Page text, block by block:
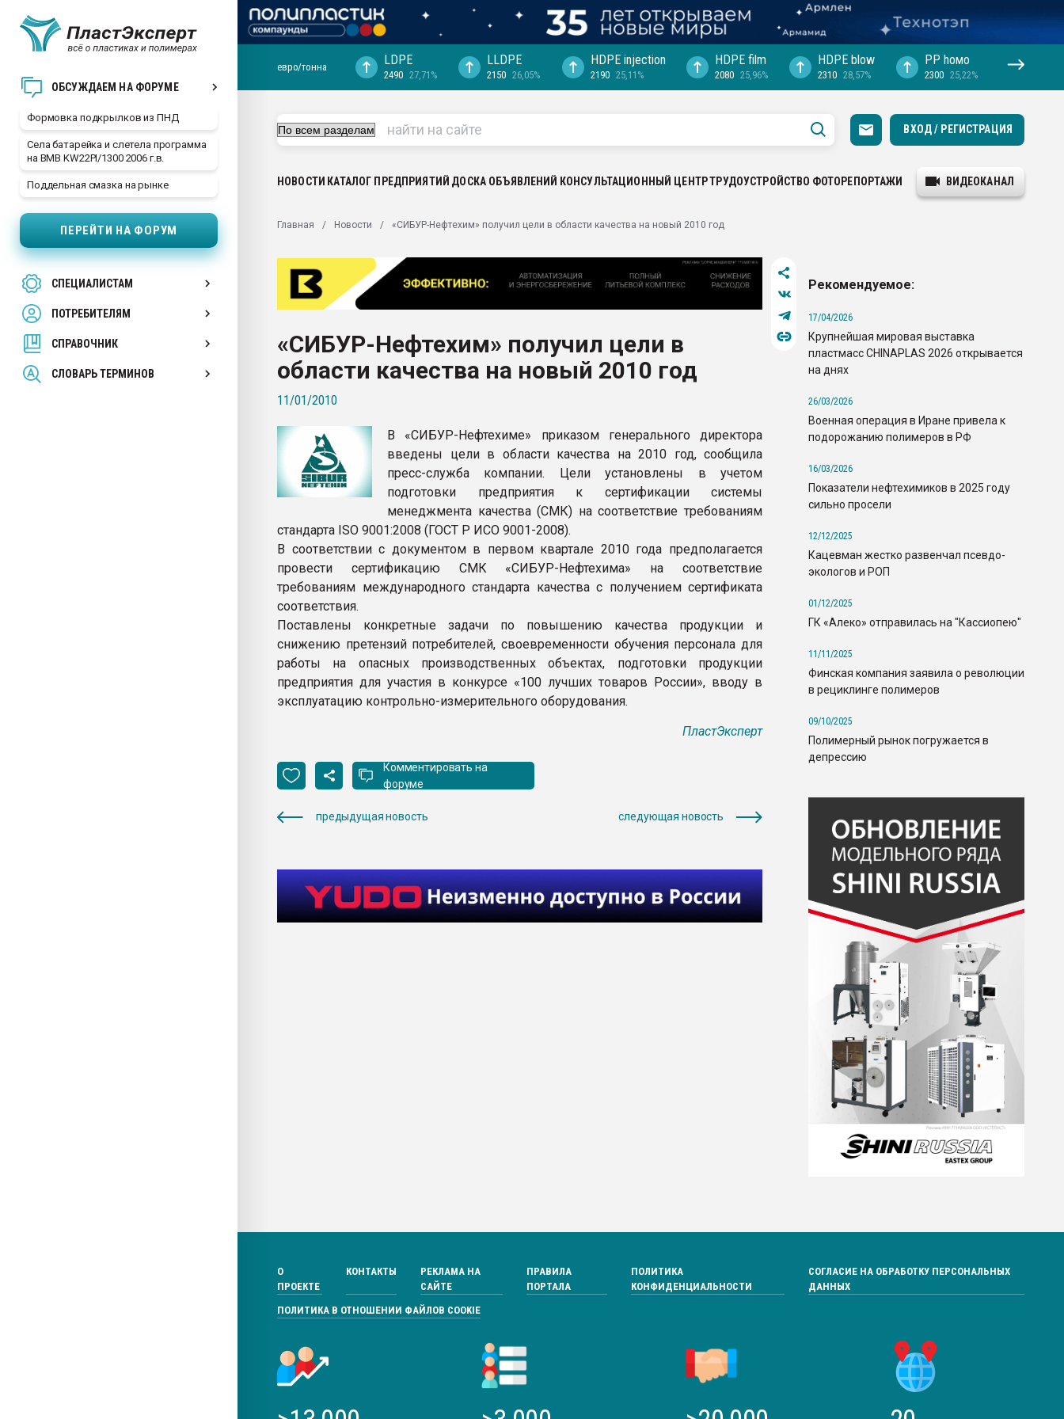
ОБСУЖДАЕМ НА ФОРУМЕ
Формовка подкрылков из ПНД
Села батарейка и слетела программа
на BMB KW22PI/1300 2006 г.в.
Поддельная смазка на рынке
ПЕРЕЙТИ НА ФОРУМ
СПЕЦИАЛИСТАМ
ПОТРЕБИТЕЛЯМ
СПРАВОЧНИК
СЛОВАРЬ ТЕРМИНОВ
29.07.2026 ФРП помог "Ижевскому
Вакуум-формовочные машины:
28.07.2026 Автоматизация выходит на
первый план в переработке
пластмасс
ситуацией на строительном рынке
Всё, что касается выдува ПЭТ
бутылок
ПЕРЕЙТИ НА ФОРУМ
евро/тонна LDPE
2490 27,71%
LLDPE
2150 26,05%
HDPE injection
2190 25,11%
HDPE film
2080 25,96%
HDPE blow
2310 28,57%
PP hомо
2300 25,22%
ВХОД / РЕГИСТРАЦИЯ
НОВОСТИ КАТАЛОГ ПРЕДПРИЯТИЙ ДОСКА ОБЪЯВЛЕНИЙ КОНСУЛЬТАЦИОННЫЙ ЦЕНТРТРУДОУСТРОЙСТВО ФОТОРЕПОРТАЖИ ВИДЕОКАНАЛ
Главная Новости «СИБУР-Нефтехим» получил цели в области качества на новый 2010 год
«СИБУР-Нефтехим» получил цели в
области качества на новый 2010 год
11/01/2010
В «СИБУР-Нефтехиме» приказом генерального директора
введены цели в области качества на 2010 год, сообщила
пресс-служба компании. Цели установлены в учетом
подготовки предприятия к сертификации системы
менеджмента качества (СМК) на соответствие требованиям
стандарта ISO 9001:2008 (ГОСТ Р ИСО 9001-2008).
В соответствии с документом в первом квартале 2010 года предполагается
провести сертификацию СМК «СИБУР-Нефтехима» на соответствие
требованиям международного стандарта качества с получением сертификата
соответствия.
Поставлены конкретные задачи по повышению качества продукции и
снижению претензий потребителей, своевременности обучения персонала для
работы на опасных производственных объектах, подготовки продукции
предприятия для участия в конкурсе «100 лучших товаров России», вводу в
эксплуатацию контрольно-измерительного оборудования.
ПластЭксперт
Комментировать на
форуме
предыдущая новость следующая новость
Рекомендуемое:
17/04/2026
Крупнейшая мировая выставка
пластмасс CHINAPLAS 2026 открывается
на днях
26/03/2026
Военная операция в Иране привела к
подорожанию полимеров в РФ
16/03/2026
Показатели нефтехимиков в 2025 году
сильно просели
12/12/2025
Кацевман жестко развенчал псевдо-
экологов и РОП
01/12/2025
ГК «Алеко» отправилась на "Кассиопею"
11/11/2025
Финская компания заявила о революции
в рециклинге полимеров
09/10/2025
Полимерный рынок погружается в
депрессию
О
ПРОЕКТЕ
КОНТАКТЫ
РЕКЛАМА НА
САЙТЕ
ПРАВИЛА
ПОРТАЛА
ПОЛИТИКА
КОНФИДЕНЦИАЛЬНОСТИ
СОГЛАСИЕ НА ОБРАБОТКУ ПЕРСОНАЛЬНЫХ
ДАННЫХ
ПОЛИТИКА В ОТНОШЕНИИ ФАЙЛОВ COOKIE